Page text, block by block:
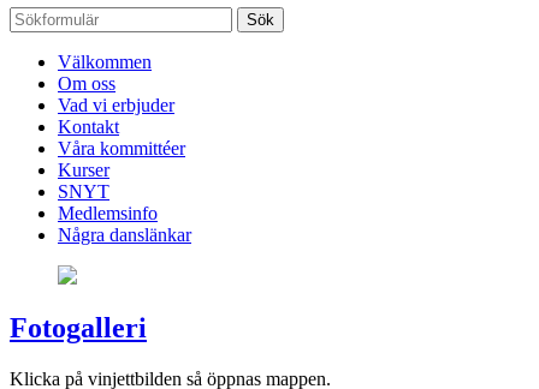
Sök
Välkommen
Om oss
Vad vi erbjuder
Kontakt
Våra kommittéer
Kurser
SNYT
Medlemsinfo
Några danslänkar
Fotogalleri
Klicka på vinjettbilden så öppnas mappen.